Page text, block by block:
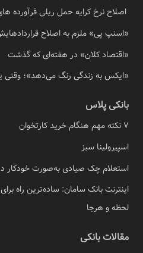
اصلاح نرخ کرایه حمل ریلی فرآورده
«اسنپ پی» ملزم به اصلاح
«اقتصاد کلان» در هفته‌ای که گذشت
«ایکس به زندگی رنگ می‌دهد»؛ وقتی
بانکی پلاس
7 نکته مهم هنگام خرید کارتخوان
اسپیرولینا سبز
استعلام چک صیادی به‌صورت خودکار
اینترنت بانک سامان: ساده‌ترین راه
لحظه و هرجا
مقالات بانکی